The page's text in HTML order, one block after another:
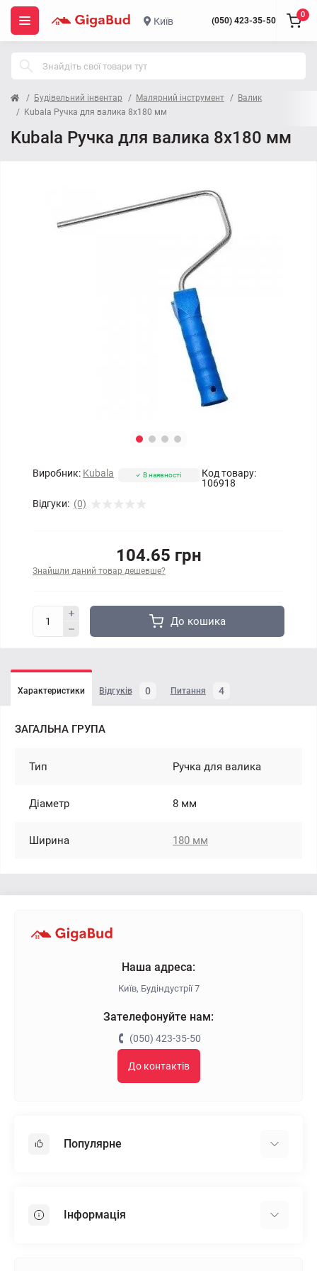
Київ (050) 423-35-50
0
Будівельний інвентар Малярний інструмент
Валик
Kubala Ручка для валика 8x180 мм
Kubala Ручка для валика 8x180 мм
Виробник: Kubala
Код товару:
106918
Відгуки: (0)
В наявності
104.65 грн
Знайшли даний товар дешевше?
До кошика
Характеристики Відгуків 0 Питання 4
ЗАГАЛЬНА ГРУПА
Тип Ручка для валика
Діаметр 8 мм
Ширина 180 мм
Наша адреса:
Київ, Будіндустрії 7
Зателефонуйте нам:
(050) 423-35-50
До контактів
Популярне
Пінопласт
Інформація